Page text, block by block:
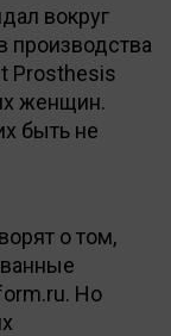
вокруг
производства
Prosthesis
женщин.
быть не
о том,
Но